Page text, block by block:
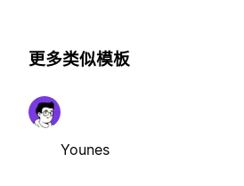
更多类似模板
Younes